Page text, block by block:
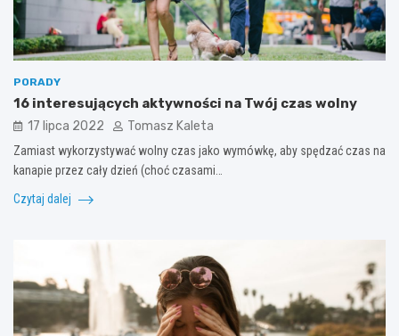
PORADY
16 interesujących aktywności na Twój czas wolny
17 lipca 2022 Tomasz Kaleta
Zamiast wykorzystywać wolny czas jako wymówkę, aby spędzać czas na
kanapie przez cały dzień (choć czasami…
Czytaj dalej